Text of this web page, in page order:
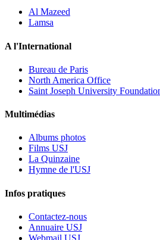
Al Mazeed
Lamsa
A l'International
Bureau de Paris
North America Office
Saint Joseph University
Multimédias
Albums photos
Films USJ
La Quinzaine
Hymne de l'USJ
Infos pratiques
Contactez-nous
Annuaire USJ
Webmail USJ